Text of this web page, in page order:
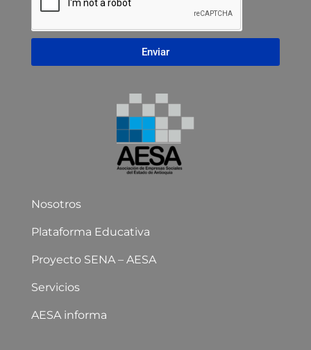
Enviar
Nosotros
Plataforma Educativa
Proyecto SENA – AESA
Servicios
AESA informa